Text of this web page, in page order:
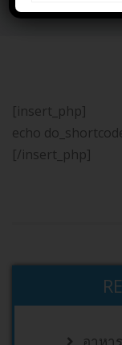
Home
[insert_php]
echo
[/insert_php]